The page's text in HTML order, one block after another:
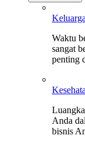
Keluarga
Waktu
sangat
penting
Anda
bisnis